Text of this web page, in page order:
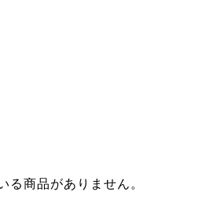
る商品がありません。